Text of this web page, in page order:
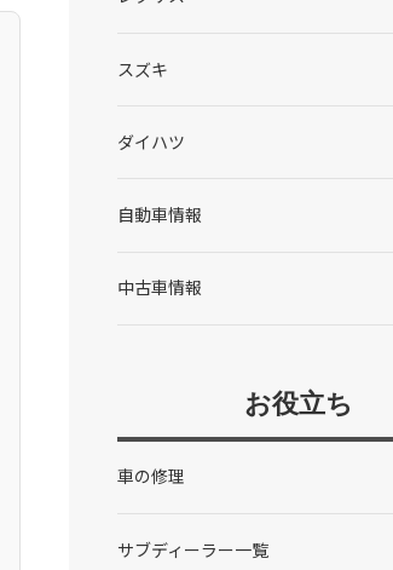
スズキ
ダイハツ
自動車情報
中古車情報
お役立ち
車の修理
サブディーラー一覧